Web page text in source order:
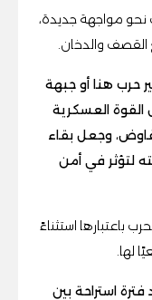
نحو مواجهة جديدة،
والدخان.
حرب هنا أو جبهة
العسكرية
وجعل بقاء
لتؤثر في أمن
باعتبارها استثناءً
لها.
استراحة بين